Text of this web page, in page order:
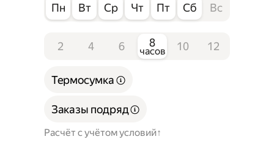
Пн Вт Ср Чт Пт Сб Вс
2 4 6 8
часов 10 12
Расчёт с учётом условий
Термосумка
Заказы подряд